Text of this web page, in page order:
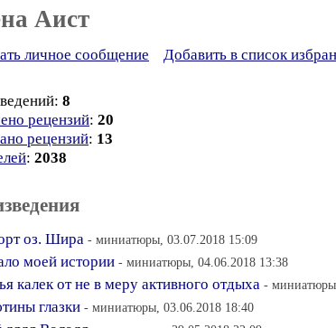
Аист
личное сообщение Добавить в список
8
рецензий: 20
рецензий: 13
: 2038
оз. Шира - миниатюры, 03.07.2018 15:09
моей истории - миниатюры, 04.06.2018 13:38
калек от не в меру активного отдыха -
глазки - миниатюры, 03.06.2018 18:40